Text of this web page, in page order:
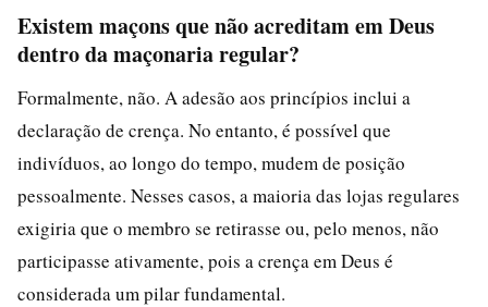
Existem maçons que não acreditam em Deus
dentro da maçonaria regular?
Formalmente, não. A adesão aos princípios inclui a
declaração de crença. No entanto, é possível que
indivíduos, ao longo do tempo, mudem de posição
pessoalmente. Nesses casos, a maioria das lojas regulares
exigiria que o membro se retirasse ou, pelo menos, não
participasse ativamente, pois a crença em Deus é
considerada um pilar fundamental.